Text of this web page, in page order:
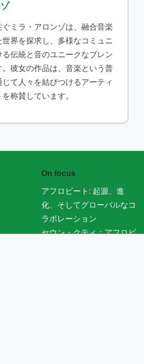
ミラ・アロンゾは、融合音楽
界を探求し、多様なコミュニ
る伝統と音のユニークなブレン
。彼女の作品は、音楽という普
て人々を結びつけるアーティ
称賛しています。
On focus
アフロビート: 起源、進
化、そしてグローバルなコ
ラボレーション
セウン・クティ：アフロビ